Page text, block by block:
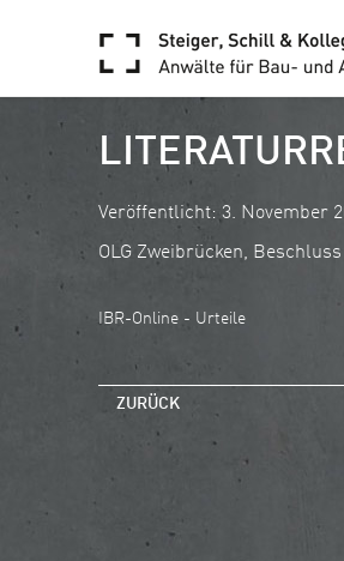
Veröffentlicht: 3. November
OLG Zweibrücken, Beschluss
IBR-Online - Urteile
ZURÜCK